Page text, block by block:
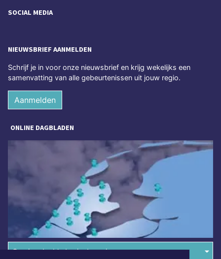
SOCIAL MEDIA
NIEUWSBRIEF AANMELDEN
Schrijf je in voor onze nieuwsbrief en krijg wekelijks een
samenvatting van alle gebeurtenissen uit jouw regio.
Aanmelden
ONLINE DAGBLADEN
Overige dagbladen in de regio